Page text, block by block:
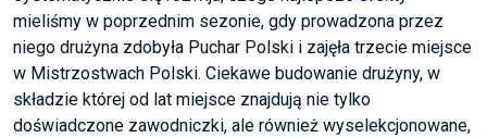
mieliśmy w poprzednim sezonie, gdy prowadzona przez
niego drużyna zdobyła Puchar Polski i zajęła trzecie miejsce
w Mistrzostwach Polski. Ciekawe budowanie drużyny, w
składzie której od lat miejsce znajdują nie tylko
doświadczone zawodniczki, ale również wyselekcjonowane,